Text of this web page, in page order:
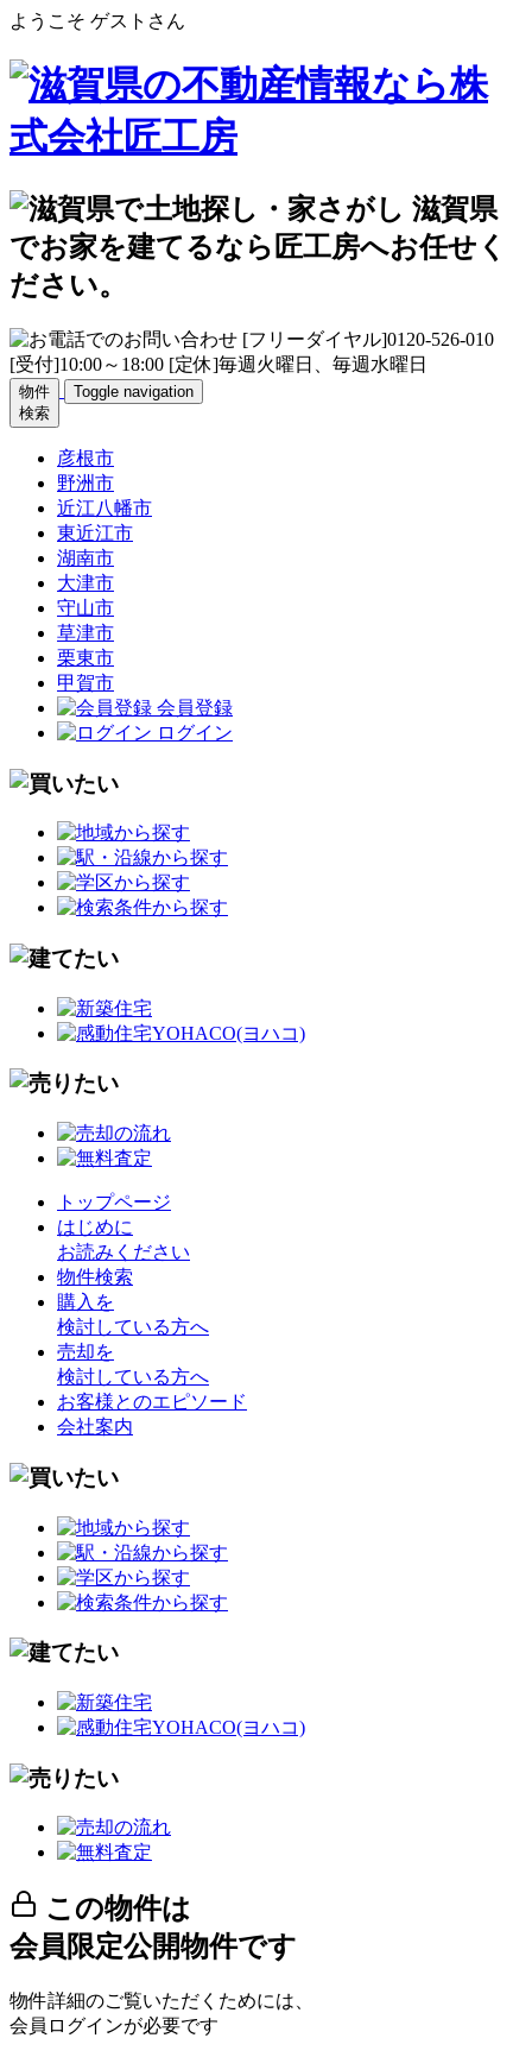
ようこそ ゲストさん
物件
検索
Toggle navigation
彦根市
野洲市
近江八幡市
東近江市
湖南市
大津市
守山市
草津市
栗東市
甲賀市
会員登録
ログイン
トップページ
はじめに
お読みください
物件検索
購入を
検討している方へ
売却を
検討している方へ
お客様とのエピソード
会社案内
この物件は
会員限定公開物件です
物件詳細のご覧いただくためには、
会員ログインが必要です